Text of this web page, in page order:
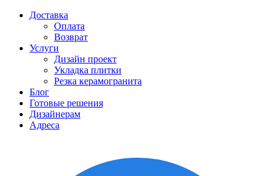
Доставка
Оплата
Возврат
Услуги
Дизайн проект
Укладка плитки
Резка керамогранита
Блог
Готовые решения
Дизайнерам
Адреса